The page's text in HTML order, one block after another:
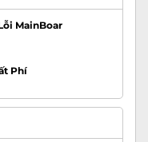
MainBoar
Phí